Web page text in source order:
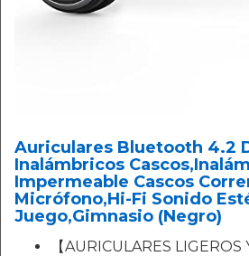
Auriculares Bluetooth 4.2
Inalámbricos
Impermeable Cascos
Micrófono,Hi-Fi Sonido
Juego,Gimnasio (Negro)
【AURICULARES